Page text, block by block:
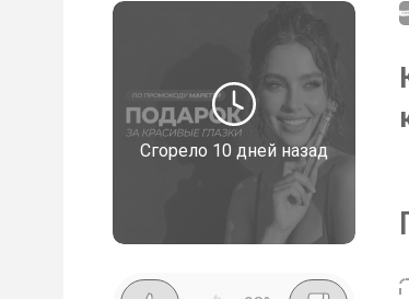
Сгорело 10 дней назад